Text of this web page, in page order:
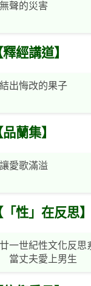
無聲的災害
釋經講道】
結出悔改的果子
品蘭集】
讓愛歌滿溢
「性」在反思】
廿一世紀性文化反思
當丈夫愛上男生